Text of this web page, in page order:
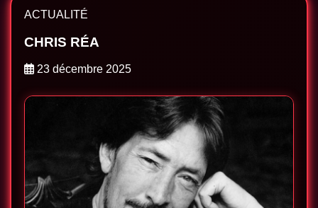
ACTUALITÉ
CHRIS RÉA
23 décembre 2025